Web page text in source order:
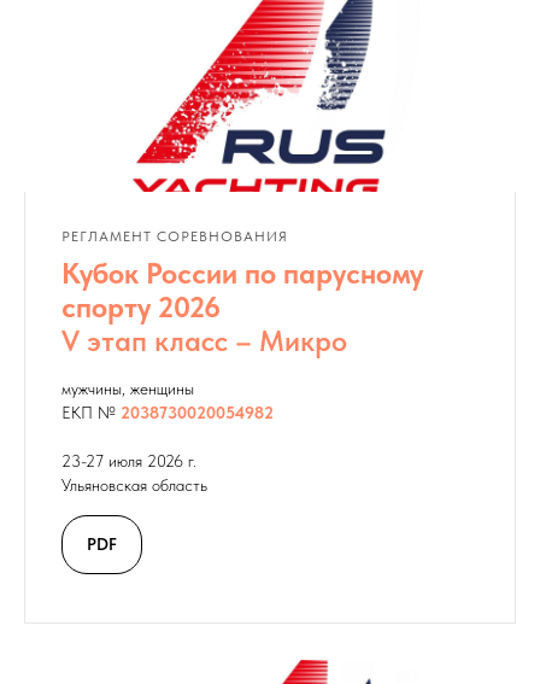
РЕГЛАМЕНТ СОРЕВНОВАНИЯ
Кубок России по парусному
спорту 2026
V этап класс – Микро
мужчины, женщины
ЕКП № 2038730020054982
23-27 июля 2026 г.
Ульяновская область
PDF